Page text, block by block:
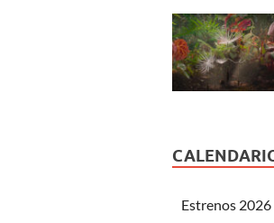
Estrenos 2026